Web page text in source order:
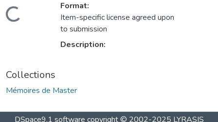
Loading...
Format:
Item-specific license agreed upon
to submission
Description:
Collections
Mémoires de Master
DSpace9.1 software copyright © 2002-2025 LYRASIS